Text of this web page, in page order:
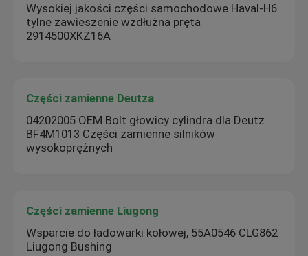
Wysokiej jakości części samochodowe Haval-H6
tylne zawieszenie wzdłużna pręta
2914500XKZ16A
Części zamienne Deutza
04202005 OEM Bolt głowicy cylindra dla Deutz
BF4M1013 Części zamienne silników
wysokoprężnych
Części zamienne Liugong
Wsparcie do ładowarki kołowej, 55A0546 CLG862
Liugong Bushing